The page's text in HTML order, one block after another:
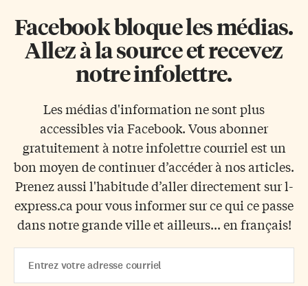
Facebook bloque les médias.
Allez à la source et recevez
notre infolettre.
Les médias d'information ne sont plus
accessibles via Facebook. Vous abonner
gratuitement à notre infolettre courriel est un
bon moyen de continuer d’accéder à nos articles.
Prenez aussi l'habitude d’aller directement sur l-
express.ca pour vous informer sur ce qui ce passe
dans notre grande ville et ailleurs... en français!
Address